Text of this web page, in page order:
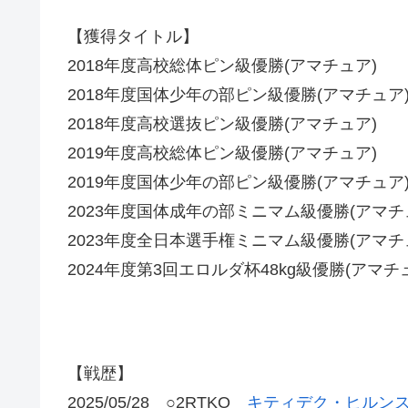
【獲得タイトル】
2018年度高校総体ピン級優勝(アマチュア)
2018年度国体少年の部ピン級優勝(アマチュア)
2018年度高校選抜ピン級優勝(アマチュア)
2019年度高校総体ピン級優勝(アマチュア)
2019年度国体少年の部ピン級優勝(アマチュア)
2023年度国体成年の部ミニマム級優勝(アマチ
2023年度全日本選手権ミニマム級優勝(アマチ
2024年度第3回エロルダ杯48kg級優勝(アマチ
【戦歴】
2025/05/28 ○2RTKO キティデク・ヒルン